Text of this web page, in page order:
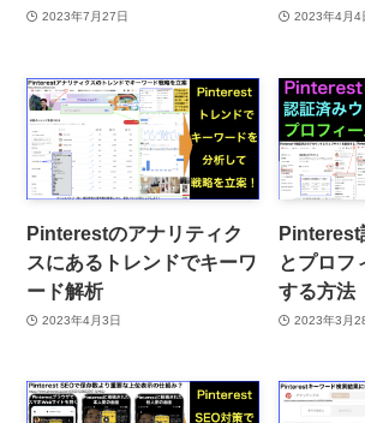
2023年7月27日 2023年4月4
Pinterestのアナリティク
スにあるトレンドでキーワ
ード解析
2023年4月3日
Pinterest
とプロフ
する方法
2023年3月